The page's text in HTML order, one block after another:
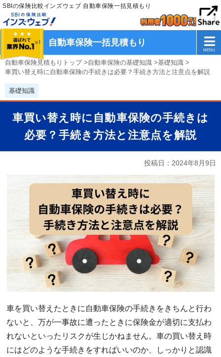
SBIの保険比較インズウェブ 自動車保険一括見積もり
自動車保険一括見積もり
自動車保険見積もりトップ>自動車保険の基礎知識 >基礎知識 >
車買い替え時に自動車保険の手続きは必要？手続き方法と注意点を解説
基礎知識
車買い替え時に自動車保険の手続きは
必要？手続き方法と注意点を解説
投稿日： 2024年8月9日
車を買い替えたときに自動車保険の手続きをきちんと行わ
ないと、万が一事故に遭ったときに保険金が適切に支払わ
れないといったリスクが生じかねません。車の買い替え時
にはどのような手続きをすればいいのか、しっかりと認識